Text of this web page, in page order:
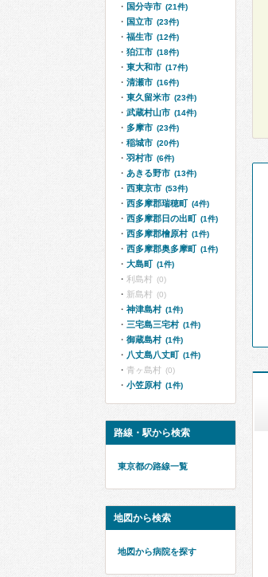
国分寺市 (21件)
国立市 (23件)
福生市 (12件)
狛江市 (18件)
東大和市 (17件)
清瀬市 (16件)
東久留米市 (23件)
武蔵村山市 (14件)
多摩市 (23件)
稲城市 (20件)
羽村市 (6件)
あきる野市 (13件)
西東京市 (53件)
西多摩郡瑞穂町 (4件)
西多摩郡日の出町 (1件)
西多摩郡檜原村 (1件)
西多摩郡奥多摩町 (1件)
大島町 (1件)
利島村 (0)
新島村 (0)
神津島村 (1件)
三宅島三宅村 (1件)
御蔵島村 (1件)
八丈島八丈町 (1件)
青ヶ島村 (0)
小笠原村 (1件)
路線・駅から検索
東京都の路線一覧
地図から検索
地図から病院を探す